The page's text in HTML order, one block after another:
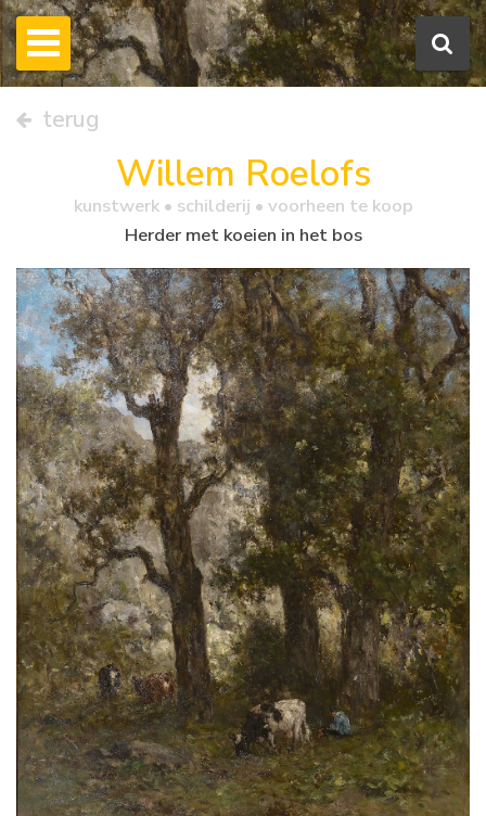
terug
Willem Roelofs
kunstwerk • schilderij • voorheen te koop
Herder met koeien in het bos